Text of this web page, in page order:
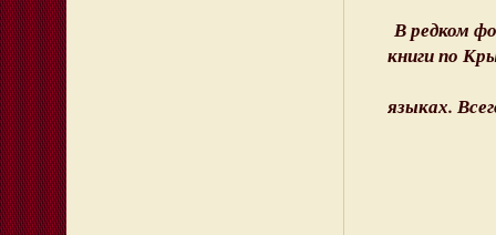
В редком
книги по
языках.